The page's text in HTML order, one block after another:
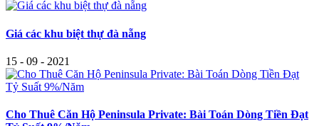
Giá các khu biệt thự đà nẵng
15 - 09 - 2021
Cho Thuê Căn Hộ Peninsula Private: Bài Toán Dòng Tiền Đạt